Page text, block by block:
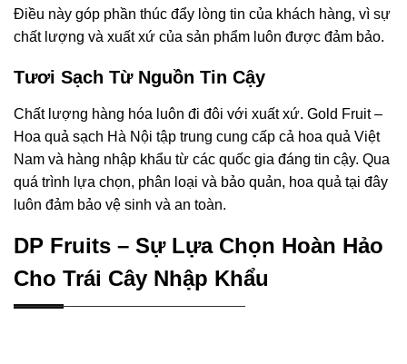
Điều này góp phần thúc đẩy lòng tin của khách hàng, vì sự
chất lượng và xuất xứ của sản phẩm luôn được đảm bảo.
Tươi Sạch Từ Nguồn Tin Cậy
Chất lượng hàng hóa luôn đi đôi với xuất xứ. Gold Fruit –
Hoa quả sạch Hà Nội tập trung cung cấp cả hoa quả Việt
Nam và hàng nhập khẩu từ các quốc gia đáng tin cậy. Qua
quá trình lựa chọn, phân loại và bảo quản, hoa quả tại đây
luôn đảm bảo vệ sinh và an toàn.
DP Fruits – Sự Lựa Chọn Hoàn Hảo
Cho Trái Cây Nhập Khẩu